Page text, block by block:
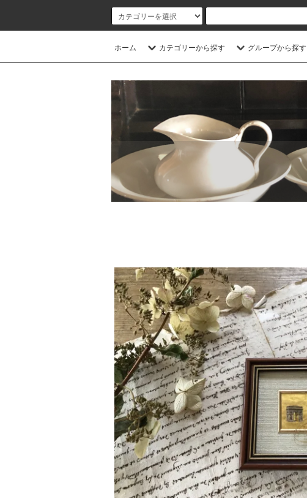
ホーム カテゴリーから探す グループから探す